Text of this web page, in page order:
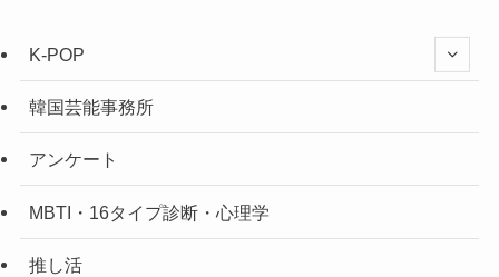
K-POP
韓国芸能事務所
アンケート
MBTI・16タイプ診断・心理学
推し活